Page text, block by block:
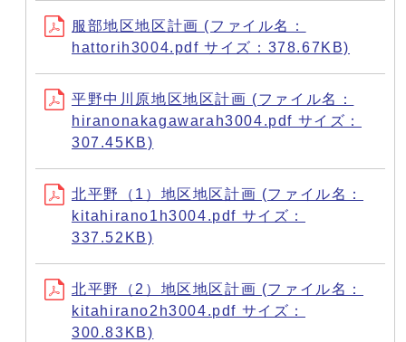
服部地区地区計画 (ファイル名：
hattorih3004.pdf サイズ：378.67KB)
平野中川原地区地区計画 (ファイル名：
hiranonakagawarah3004.pdf サイズ：
307.45KB)
北平野（1）地区地区計画 (ファイル名：
kitahirano1h3004.pdf サイズ：
337.52KB)
北平野（2）地区地区計画 (ファイル名：
kitahirano2h3004.pdf サイズ：
300.83KB)